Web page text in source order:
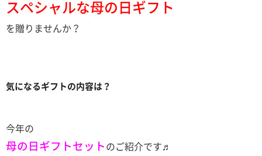
スペシャルな母の日ギフト
を贈りませんか？
気になるギフトの内容は？
今年の
母の日ギフトセット のご紹介です♬